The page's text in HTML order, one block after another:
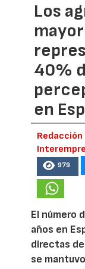
Los
40%
en
979
El número
años en
directas de
se